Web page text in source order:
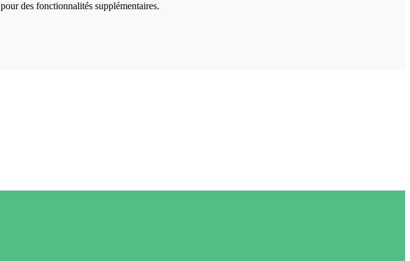
pour des fonctionnalités supplémentaires.